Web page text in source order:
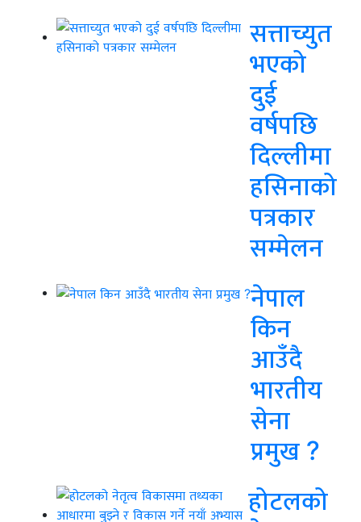
सत्ताच्युत
भएको
दुई
वर्षपछि
दिल्लीमा
हसिनाको
पत्रकार
सम्मेलन
नेपाल
किन
आउँदै
भारतीय
सेना
प्रमुख ?
होटलको